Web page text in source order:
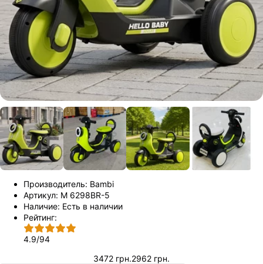
Производитель: Bambi
Артикул: M 6298BR-5
Наличие: Есть в наличии
Рейтинг:
4.9/94
3472 грн.2962 грн.